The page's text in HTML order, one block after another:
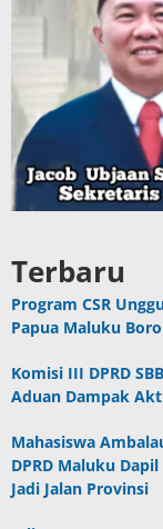
Terbaru
Program CSR
Papua Maluku
Komisi III DPRD
Aduan Dampak
Mahasiswa
DPRD Maluku
Jadi Jalan Provinsi